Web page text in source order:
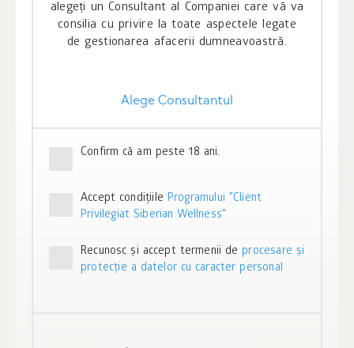
alegeți un Consultant al Companiei care vă va
consilia cu privire la toate aspectele legate
de gestionarea afacerii dumneavoastră.
Alege Consultantul
Confirm că am peste 18 ani.
Accept condiţiile Programului "Client
Privilegiat Siberian Wellness"
Recunosc și accept termenii deprocesare și
protecție a datelor cu caracter personal